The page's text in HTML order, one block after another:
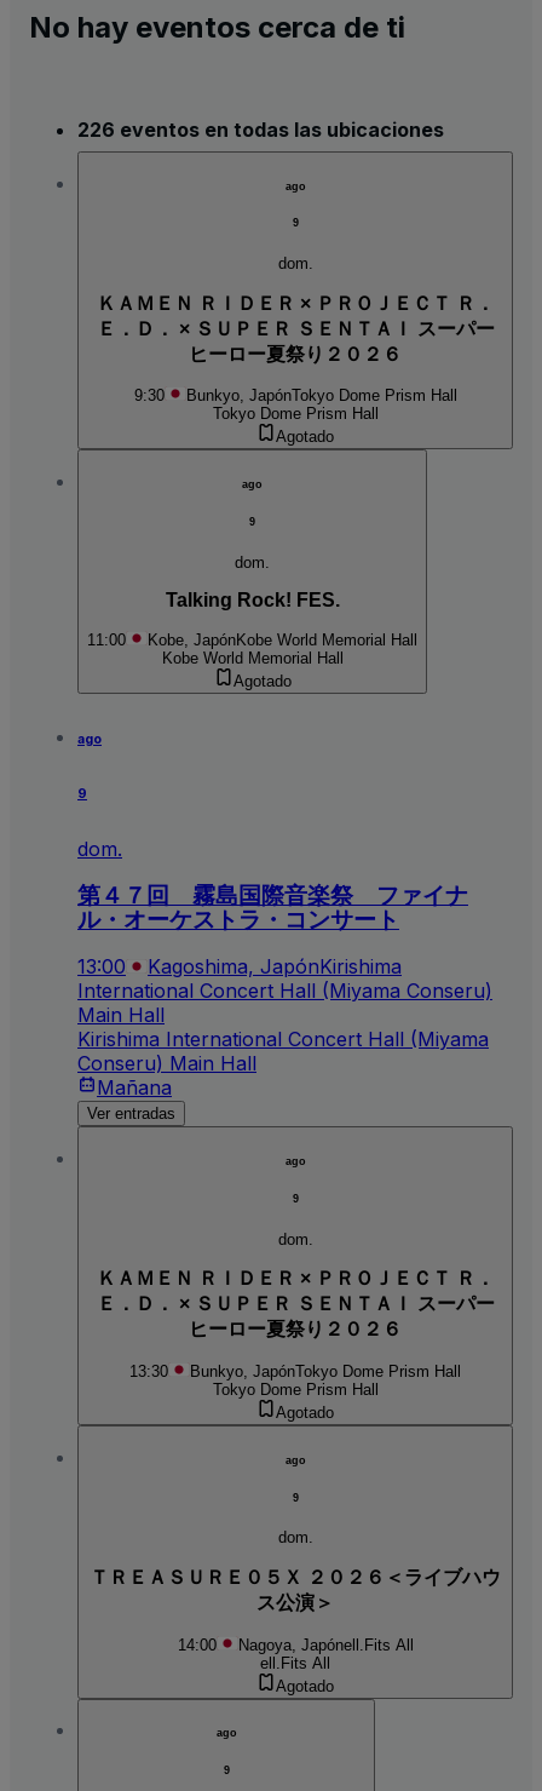
No hay eventos cerca de ti
226 eventos en todas las ubicaciones
ago
9
dom.
ＫＡＭＥＮ ＲＩＤＥＲ × ＰＲＯＪＥＣＴ Ｒ．
Ｅ．Ｄ． × ＳＵＰＥＲ ＳＥＮＴＡＩ スーパー
ヒーロー夏祭り２０２６
9:30 Bunkyo, JapónTokyo Dome Prism Hall
Tokyo Dome Prism Hall
Agotado
ago
9
dom.
Talking Rock! FES.
11:00 Kobe, JapónKobe World Memorial Hall
Kobe World Memorial Hall
Agotado
ago
9
dom.
第４７回 霧島国際音楽祭 ファイナ
ル・オーケストラ・コンサート
13:00 Kagoshima, JapónKirishima
International Concert Hall (Miyama Conseru)
Main Hall
Kirishima International Concert Hall (Miyama
Conseru) Main Hall
Mañana
Ver entradas
ago
9
dom.
ＫＡＭＥＮ ＲＩＤＥＲ × ＰＲＯＪＥＣＴ Ｒ．
Ｅ．Ｄ． × ＳＵＰＥＲ ＳＥＮＴＡＩ スーパー
ヒーロー夏祭り２０２６
13:30 Bunkyo, JapónTokyo Dome Prism Hall
Tokyo Dome Prism Hall
Agotado
ago
9
dom.
ＴＲＥＡＳＵＲＥ０５Ｘ ２０２６＜ライブハウ
ス公演＞
14:00 Nagoya, Japónell.Fits All
ell.Fits All
Agotado
ago
9